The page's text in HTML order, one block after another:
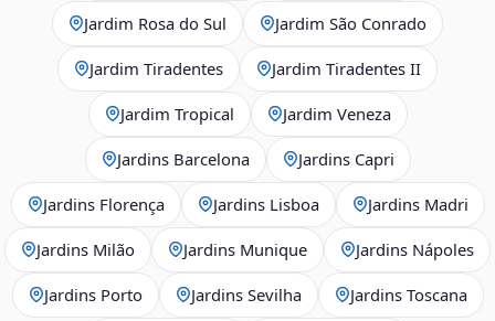
Jardim Rosa do Sul Jardim São Conrado
Jardim Tiradentes Jardim Tiradentes II
Jardim Tropical Jardim Veneza
Jardins Barcelona Jardins Capri
Jardins Florença Jardins Lisboa Jardins Madri
Jardins Milão Jardins Munique Jardins Nápoles
Jardins Porto Jardins Sevilha Jardins Toscana